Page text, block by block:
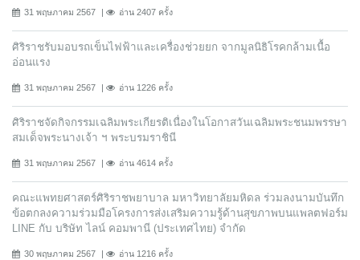
31 พฤษภาคม 2567 อ่าน 2407 ครั้ง
ศิริราชรับมอบรถเข็นไฟฟ้าและเครื่องช่วยยก จากมูลนิธิโรคกล้ามเนื้อ
อ่อนแรง
31 พฤษภาคม 2567 อ่าน 1226 ครั้ง
ศิริราชจัดกิจกรรมเฉลิมพระเกียรติเนื่องในโอกาสวันเฉลิมพระชนมพรรษา
สมเด็จพระนางเจ้า ฯ พระบรมราชินี
31 พฤษภาคม 2567 อ่าน 4614 ครั้ง
คณะแพทยศาสตร์ศิริราชพยาบาล มหาวิทยาลัยมหิดล ร่วมลงนามบันทึก
ข้อตกลงความร่วมมือโครงการส่งเสริมความรู้ด้านสุขภาพบนแพลตฟอร์ม
LINE กับ บริษัท ไลน์ คอมพานี (ประเทศไทย) จํากัด
30 พฤษภาคม 2567 อ่าน 1216 ครั้ง